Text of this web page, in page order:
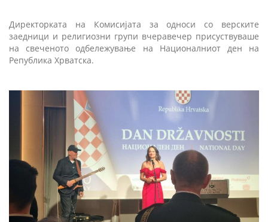
Директорката на Комисијата за односи со верските
заедници и религиозни групи вчеравечер присуствуваше
на свеченото одбележување на Националниот ден на
Република Хрватска.